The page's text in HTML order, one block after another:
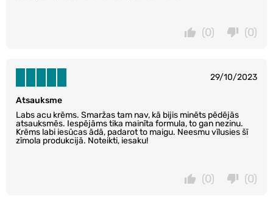
(0)
(0)
29/10/2023
Atsauksme
Labs acu krēms. Smaržas tam nav, kā bijis minēts pēdējās
atsauksmēs. Iespējāms tika mainīta formula, to gan nezinu.
Krēms labi iesūcas ādā, padarot to maigu. Neesmu vīlusies šī
zīmola produkcijā. Noteikti, iesaku!
(0)
(0)